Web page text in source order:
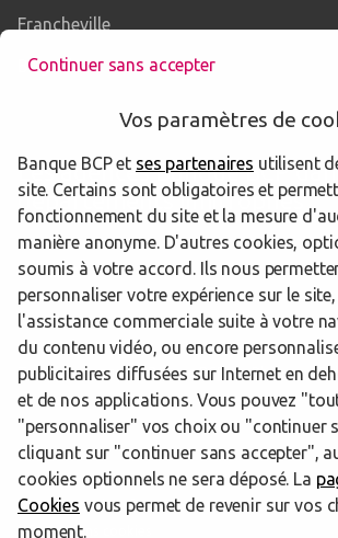
Francheville
Brignais
Les agences Banque BCP
départements limitrophes
38 Isère
Trouver une agence Banque BCP Rhône
www.banquebcp.fr
Informations cookies
Continuer sans accepter
Vos paramètres de
Banque BCP et ses partenaires utilisent
site. Certains sont obligatoires et
fonctionnement du site et la mesure
manière anonyme. D'autres cookies,
soumis à votre accord. Ils nous
personnaliser votre expérience sur le
l'assistance commerciale suite à votre
du contenu vidéo, ou encore
publicitaires diffusées sur Internet en
et de nos applications. Vous pouvez
"personnaliser" vos choix ou "continuer
cliquant sur "continuer sans accepter",
cookies optionnels ne sera déposé. La
Cookies vous permet de revenir sur vos
moment.